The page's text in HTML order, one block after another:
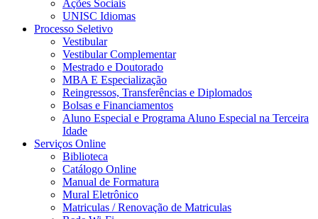
Ações Sociais
UNISC Idiomas
Processo Seletivo
Vestibular
Vestibular Complementar
Mestrado e Doutorado
MBA E Especialização
Reingressos, Transferências e Diplomados
Bolsas e Financiamentos
Aluno Especial e Programa Aluno Especial na Terceira
Idade
Serviços Online
Biblioteca
Catálogo Online
Manual de Formatura
Mural Eletrônico
Matriculas / Renovação de Matriculas